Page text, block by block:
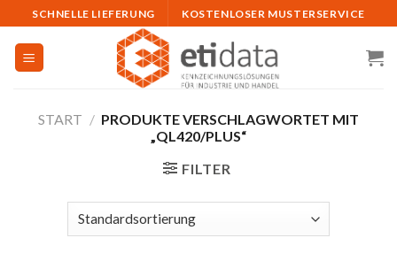
to
content
SCHNELLE LIEFERUNG KOSTENLOSER MUSTERSERVICE
START / PRODUKTE VERSCHLAGWORTET MIT
„QL420/PLUS“
FILTER